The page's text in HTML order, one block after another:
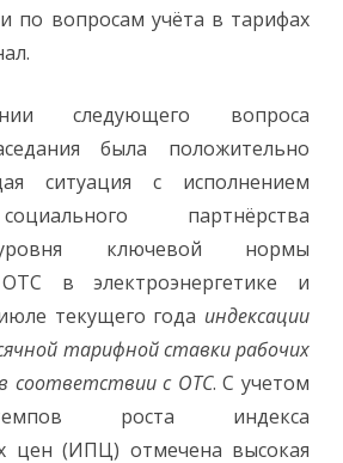
по вопросам учёта в тарифах
следующего вопроса
была положительно
ситуация с исполнением
партнёрства
ключевой нормы
в электроэнергетике и
текущего года индексации
тарифной ставки рабочих
соответствии с ОТС. С учетом
роста индекса
цен (ИПЦ) отмечена высокая